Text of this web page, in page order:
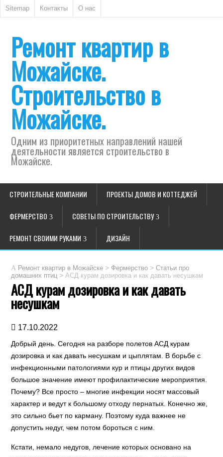
Sitemap Контакты О нас
Ремонт квартир в
Можайске.
Строительство в
Можайске.
Одним из приоритетных направлений нашей
деятельности является строительство в
Можайске.
СТРОИТЕЛЬНЫЕ КОМПАНИИ ПРОЕКТЫ ДОМОВ И КОТТЕДЖЕЙ
ФЕРМЕРСТВО СОВЕТЫ ПО СТРОИТЕЛЬСТВУ
РЕМОНТ СВОИМИ РУКАМИ ДИЗАЙН
Ремонт квартир в Можайске > Фермерство >Статьи про
домашних птиц >АСД курам дозировка и как давать несушкам
АСД курам дозировка и как давать
несушкам
17.10.2022
Добрый день. Сегодня на разборе полетов АСД курам
дозировка и как давать несушкам и цыплятам. В борьбе с
инфекционными патологиями кур и птицы других видов
большое значение имеют профилактические мероприятия.
Почему? Все просто – многие инфекции носят массовый
характер и ведут к большому отходу пернатых. Конечно же,
это сильно бьет по карману. Поэтому куда важнее не
допустить недуг, чем потом бороться с ним.
Кстати, немало недугов, лечение которых основано на